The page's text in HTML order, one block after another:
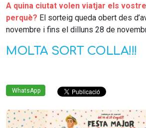
A quina ciutat volen viatjar els
perquè? El sorteig queda obert des
novembre i fins el dilluns 28 de
MOLTA SORT COLLA!!!
WhatsApp